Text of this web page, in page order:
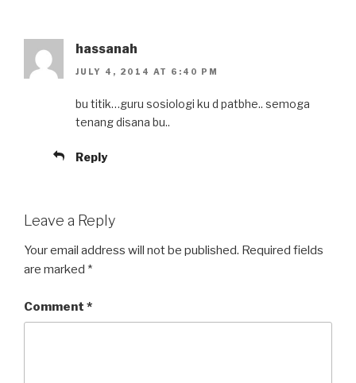
hassanah
JULY 4, 2014 AT 6:40 PM
bu titik…guru sosiologi ku d patbhe.. semoga
tenang disana bu..
Reply
Leave a Reply
Your email address will not be published. Required fields
are marked *
Comment *